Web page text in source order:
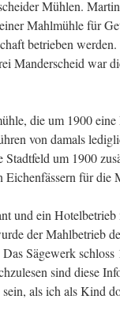
Mühlen.
Mahlmühle für
betrieben werden.
Manderscheid war
die um 1900
von damals
um 1900
Eichenfässern für die
und ein
der Mahlbetrieb
Sägewerk
sind diese
als ich als Kind